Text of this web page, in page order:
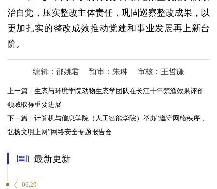
治自觉，压实整改主体责任，巩固巡察整改成果，以
更加扎实的整改成效推动党建和事业发展再上新台
阶。
编辑：邵姚君 预审：朱琳 审核：王哲谦
上一篇： 生态与环境学院动物生态学团队在长江十年禁渔效果评价
领域取得重要进展
下一篇： 计算机与信息学院（人工智能学院）举办“遵守网络秩序，
弘扬文明上网”网络安全专题报告会
最新更新
06.29